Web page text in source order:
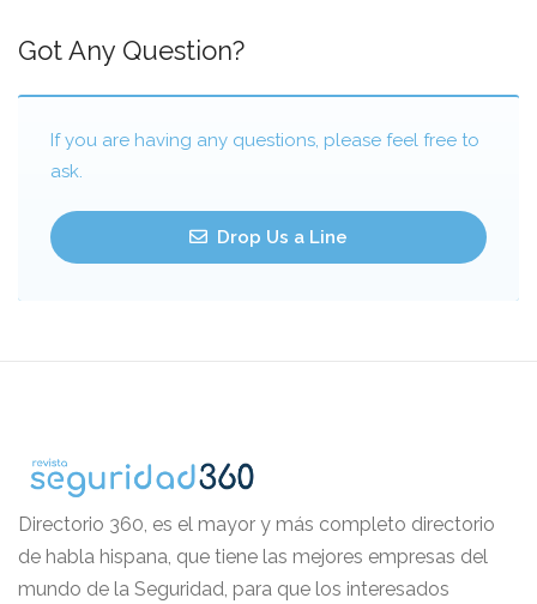
Got Any Question?
If you are having any questions, please feel free to
ask.
Drop Us a Line
Directorio 360, es el mayor y más completo directorio
de habla hispana, que tiene las mejores empresas del
mundo de la Seguridad, para que los interesados